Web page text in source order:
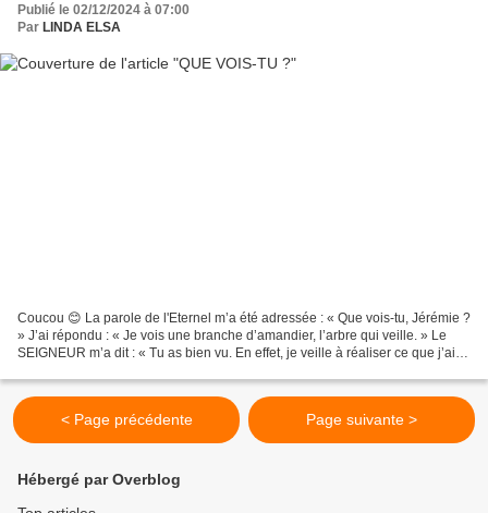
Publié le 02/12/2024 à 07:00
Par LINDA ELSA
Coucou 😊 La parole de l'Eternel m’a été adressée : « Que vois-tu, Jérémie ?
» J’ai répondu : « Je vois une branche d’amandier, l’arbre qui veille. » Le
SEIGNEUR m’a dit : « Tu as bien vu. En effet, je veille à réaliser ce que j’ai
< Page précédente Page suivante >
Hébergé par Overblog